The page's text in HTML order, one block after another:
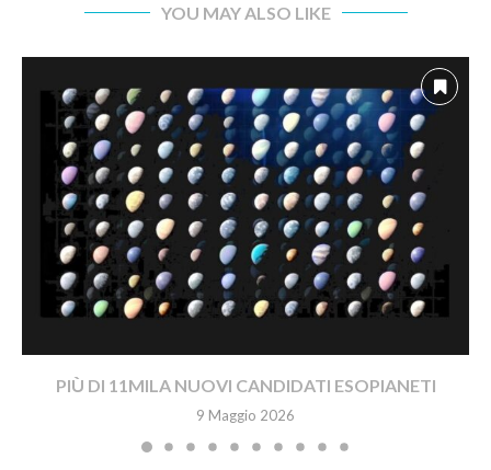
YOU MAY ALSO LIKE
PIÙ DI 11MILA NUOVI CANDIDATI ESOPIANETI
9 Maggio 2026